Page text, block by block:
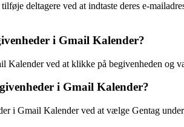
deltagere ved at indtaste deres e-
i Gmail Kalender?
Kalender ved at klikke på begivenheden og
i Gmail Kalender?
i Gmail Kalender ved at vælge Gentag